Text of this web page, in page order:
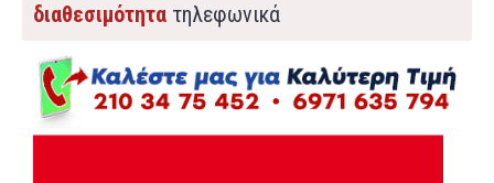
διαθεσιμότητα τηλεφωνικά